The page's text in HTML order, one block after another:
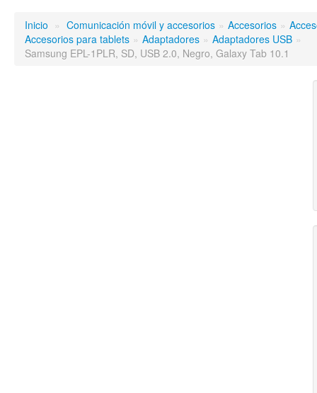
Inicio » Comunicación móvil y accesorios » Accesorios »
Accesorios para tablets » Adaptadores » Adaptadores USB »
Samsung EPL-1PLR, SD, USB 2.0, Negro, Galaxy Tab 10.1